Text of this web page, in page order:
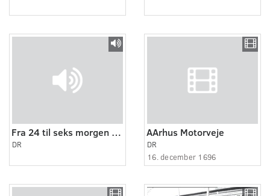
Fra 24 til seks morgen med vægteren
DR
AArhus Motorveje
DR
16. december 1696